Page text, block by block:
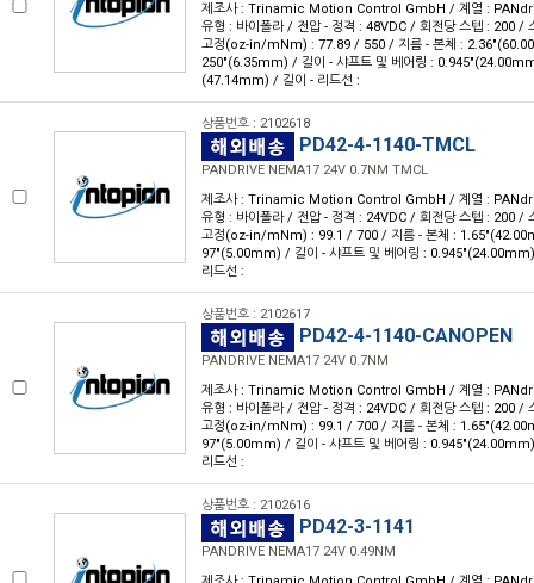
제조사 : Trinamic Motion Control GmbH / 계열 :
유형 : 바이폴라 / 전압 - 정격 : 48VDC / 회전당 스텝 : 200 /
고정(oz-in/mNm) : 77.89 / 550 / 지름 - 본체 :
250"(6.35mm) / 길이 - 샤프트 및 베어링 :
(47.14mm) / 길이 - 리드선 :
상품번호 : 2102618
PD42-4-1140-TMCL
PANDRIVE NEMA17 24V 0.7NM TMCL
제조사 : Trinamic Motion Control GmbH / 계열 :
유형 : 바이폴라 / 전압 - 정격 : 24VDC / 회전당 스텝 : 200 /
고정(oz-in/mNm) : 99.1 / 700 / 지름 - 본체 :
97"(5.00mm) / 길이 - 샤프트 및 베어링 :
리드선 :
상품번호 : 2102617
PD42-4-1140-CANOPEN
PANDRIVE NEMA17 24V 0.7NM
제조사 : Trinamic Motion Control GmbH / 계열 :
유형 : 바이폴라 / 전압 - 정격 : 24VDC / 회전당 스텝 : 200 /
고정(oz-in/mNm) : 99.1 / 700 / 지름 - 본체 :
97"(5.00mm) / 길이 - 샤프트 및 베어링 :
리드선 :
상품번호 : 2102616
PD42-3-1141
PANDRIVE NEMA17 24V 0.49NM